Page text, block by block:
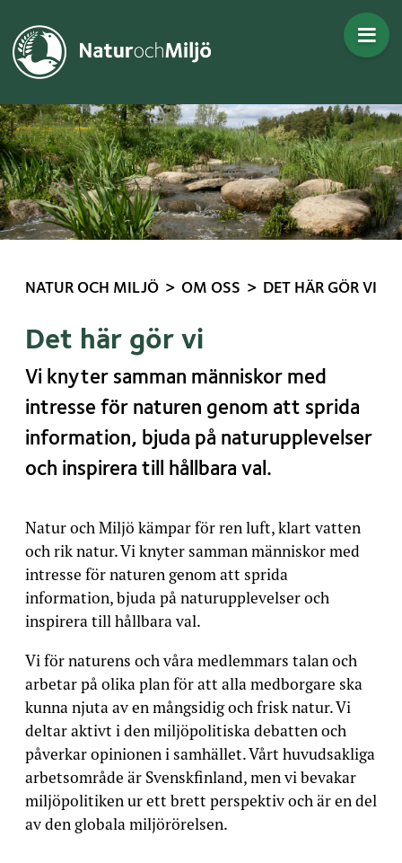
NATUR OCH MILJÖ > OM OSS > DET HÄR GÖR VI
Det här gör vi
Vi knyter samman människor med
intresse för naturen genom att sprida
information, bjuda på naturupplevelser
och inspirera till hållbara val.
Natur och Miljö kämpar för ren luft, klart vatten
och rik natur. Vi knyter samman människor med
intresse för naturen genom att sprida
information, bjuda på naturupplevelser och
inspirera till hållbara val.
Vi för naturens och våra medlemmars talan och
arbetar på olika plan för att alla medborgare ska
kunna njuta av en mångsidig och frisk natur. Vi
deltar aktivt i den miljöpolitiska debatten och
påverkar opinionen i samhället. Vårt huvudsakliga
arbetsområde är Svenskfinland, men vi bevakar
miljöpolitiken ur ett brett perspektiv och är en del
av den globala miljörörelsen.